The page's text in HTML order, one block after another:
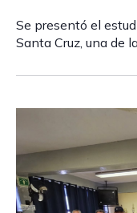
Se presentó el
Santa Cruz, una de